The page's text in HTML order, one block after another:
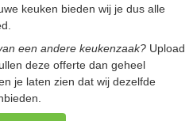
keuken bieden wij je dus alle
een andere keukenzaak? Upload
deze offerte dan geheel
je laten zien dat wij dezelfde